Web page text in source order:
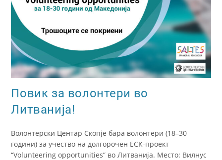
Повик за волонтери во
Литванија!
Волонтерски Центар Скопје бара волонтери (18–30
години) за учество на долгорочен ЕСК-проект
“Volunteering opportunities” во Литванија. Место: Вилнус